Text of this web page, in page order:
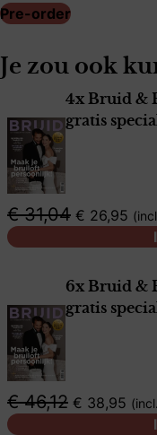
Pre-order
Je zou ook
4x Bruid &
gratis
€31,04 € 26,95
6x Bruid &
gratis
€46,12 € 38,95